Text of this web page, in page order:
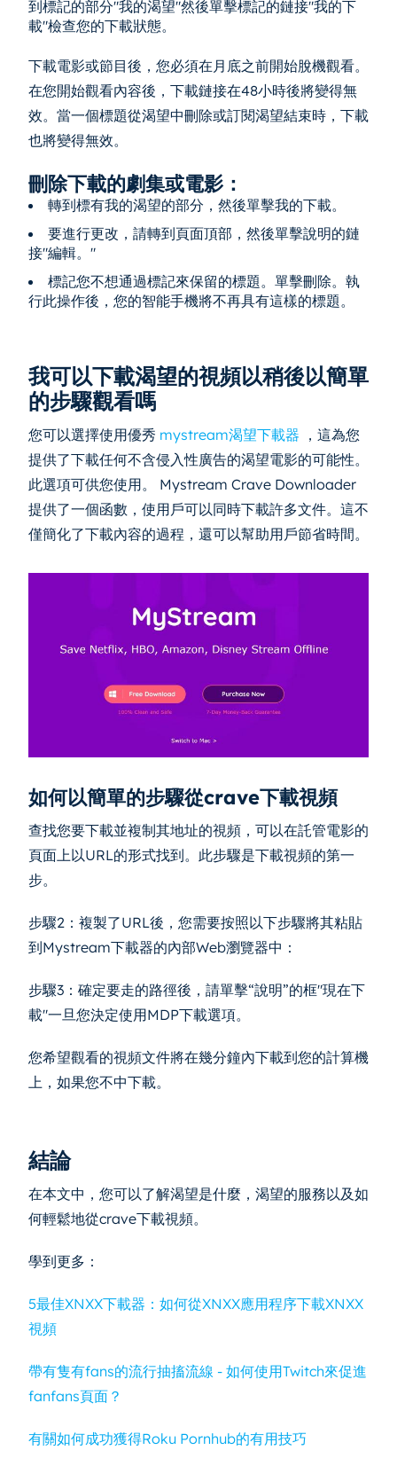
到標記的部分"我的渴望"然後單擊標記的鏈接"我的下
載"檢查您的下載狀態。
下載電影或節目後，您必須在月底之前開始脫機觀看。
在您開始觀看內容後，下載鏈接在48小時後將變得無
效。當一個標題從渴望中刪除或訂閱渴望結束時，下載
也將變得無效。
刪除下載的劇集或電影：
轉到標有我的渴望的部分，然後單擊我的下載。
要進行更改，請轉到頁面頂部，然後單擊說明的鏈
接"編輯。"
標記您不想通過標記來保留的標題。單擊刪除。執
行此操作後，您的智能手機將不再具有這樣的標題。
我可以下載渴望的視頻以稍後以簡單
的步驟觀看嗎
您可以選擇使用優秀 mystream渴望下載器 ，這為您
提供了下載任何不含侵入性廣告的渴望電影的可能性。
此選項可供您使用。 Mystream Crave Downloader
提供了一個函數，使用戶可以同時下載許多文件。這不
僅簡化了下載內容的過程，還可以幫助用戶節省時間。
如何以簡單的步驟從crave下載視頻
查找您要下載並複制其地址的視頻，可以在託管電影的
頁面上以URL的形式找到。此步驟是下載視頻的第一
步。
步驟2：複製了URL後，您需要按照以下步驟將其粘貼
到Mystream下載器的內部Web瀏覽器中：
步驟3：確定要走的路徑後，請單擊“說明”的框"現在下
載"一旦您決定使用MDP下載選項。
您希望觀看的視頻文件將在幾分鐘內下載到您的計算機
上，如果您不中下載。
結論
在本文中，您可以了解渴望是什麼，渴望的服務以及如
何輕鬆地從crave下載視頻。
學到更多：
5最佳XNXX下載器：如何從XNXX應用程序下載XNXX
視頻
帶有隻有fans的流行抽搐流線 - 如何使用Twitch來促進
fanfans頁面？
有關如何成功獲得Roku Pornhub的有用技巧